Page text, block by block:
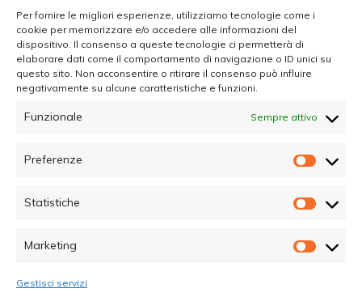
Per fornire le migliori esperienze, utilizziamo tecnologie come i
cookie per memorizzare e/o accedere alle informazioni del
dispositivo. Il consenso a queste tecnologie ci permetterà di
elaborare dati come il comportamento di navigazione o ID unici su
questo sito. Non acconsentire o ritirare il consenso può influire
negativamente su alcune caratteristiche e funzioni.
Funzionale Sempre attivo
Preferenze
Statistiche
Marketing
Gestisci servizi